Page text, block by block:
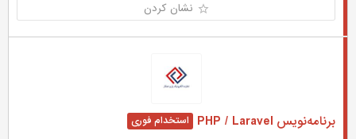
نشان کردن
برنامه‌نویس PHP / Laravel